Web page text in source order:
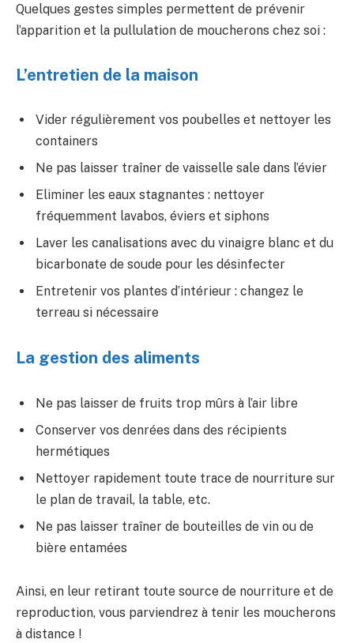
Quelques gestes simples permettent de prévenir
l’apparition et la pullulation de moucherons chez soi :
L’entretien de la maison
Vider régulièrement vos poubelles et nettoyer les
containers
Ne pas laisser traîner de vaisselle sale dans l’évier
Eliminer les eaux stagnantes : nettoyer
fréquemment lavabos, éviers et siphons
Laver les canalisations avec du vinaigre blanc et du
bicarbonate de soude pour les désinfecter
Entretenir vos plantes d’intérieur : changez le
terreau si nécessaire
La gestion des aliments
Ne pas laisser de fruits trop mûrs à l’air libre
Conserver vos denrées dans des récipients
hermétiques
Nettoyer rapidement toute trace de nourriture sur
le plan de travail, la table, etc.
Ne pas laisser traîner de bouteilles de vin ou de
bière entamées
Ainsi, en leur retirant toute source de nourriture et de
reproduction, vous parviendrez à tenir les moucherons
à distance !